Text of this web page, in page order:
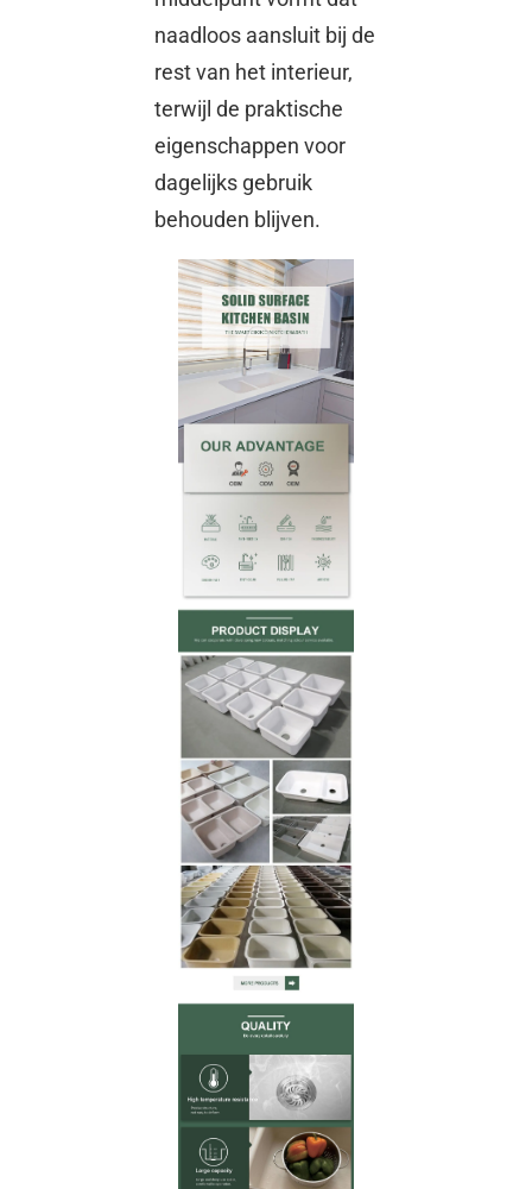
naadloos aansluit bij de
rest van het interieur,
terwijl de praktische
eigenschappen voor
dagelijks gebruik
behouden blijven.